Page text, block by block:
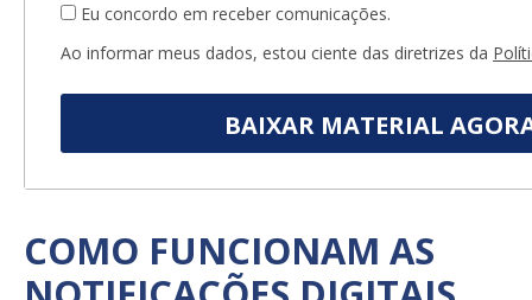
Eu concordo em receber comunicações.
Ao informar meus dados, estou ciente das diretrizes da
BAIXAR MATERIAL
COMO FUNCIONAM AS